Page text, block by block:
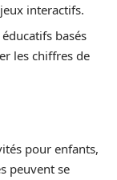
interactifs.
basés
les chiffres de
pour enfants,
peuvent se